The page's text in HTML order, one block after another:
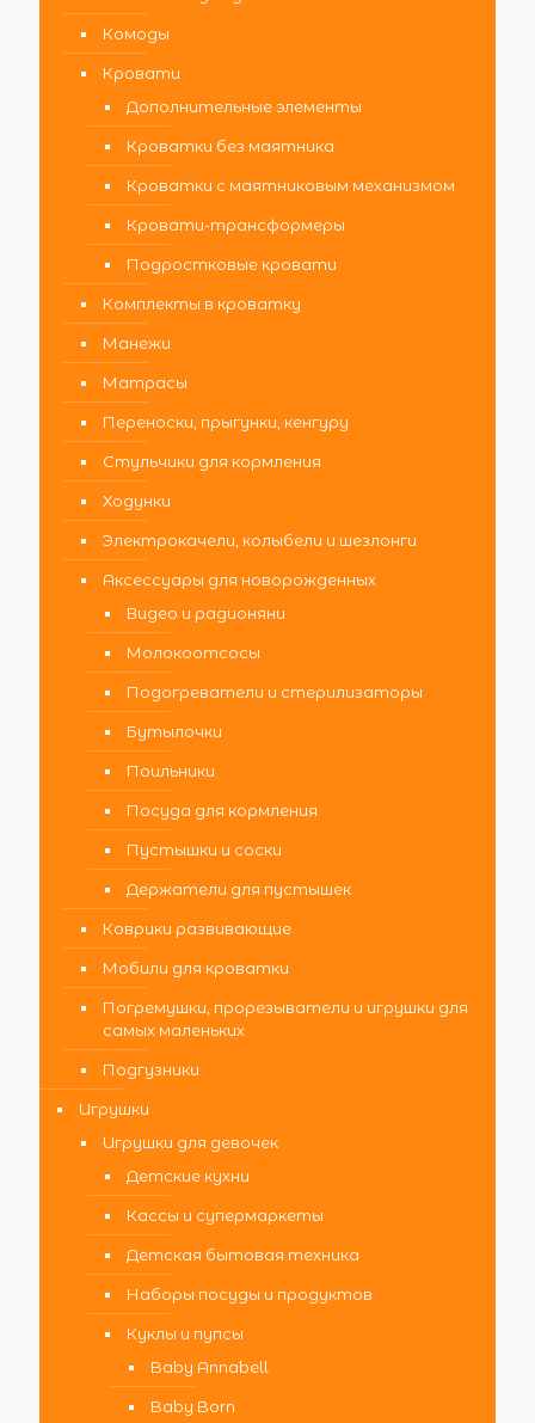
Комоды
Кровати
Дополнительные элементы
Кроватки без маятника
Кроватки с маятниковым механизмом
Кровати-трансформеры
Подростковые кровати
Комплекты в кроватку
Манежи
Матрасы
Переноски, прыгунки, кенгуру
Стульчики для кормления
Ходунки
Электрокачели, колыбели и шезлонги
Аксессуары для новорожденных
Видео и радионяни
Молокоотсосы
Подогреватели и стерилизаторы
Бутылочки
Поильники
Посуда для кормления
Пустышки и соски
Держатели для пустышек
Коврики развивающие
Мобили для кроватки
Погремушки, прорезыватели и игрушки для
самых маленьких
Подгузники
Игрушки
Игрушки для девочек
Детские кухни
Кассы и супермаркеты
Детская бытовая техника
Наборы посуды и продуктов
Куклы и пупсы
Baby Annabell
Baby Born